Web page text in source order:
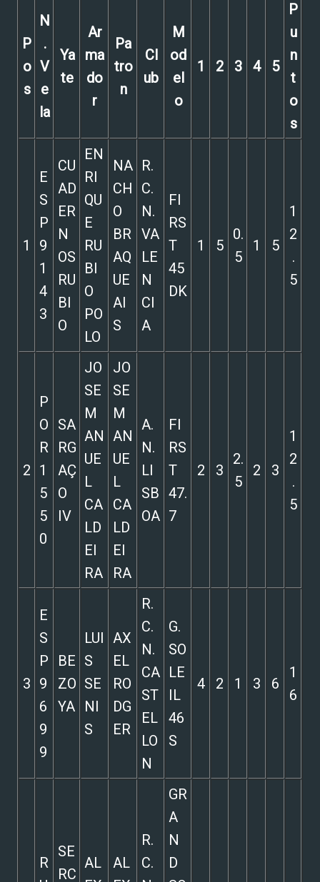
P
o
s
N
.
V
e
la
Ya
te
Ar
ma
do
r
Pa
tro
n
Cl
ub
M
od
el
o
1 2 3 4 5
P
u
n
t
o
s
1
E
S
P
9
1
4
3
CU
AD
ER
N
OS
RU
BI
O
EN
RI
QU
E
RU
BI
O
PO
LO
NA
CH
O
BR
AQ
UE
AI
S
R.
C.
N.
VA
LE
N
CI
A
FI
RS
T
45
DK
1 5
0.
5
1 5
1
2
.
5
2
P
O
R
1
5
5
0
SA
RG
AÇ
O
IV
JO
SE
M
AN
UE
L
CA
LD
EI
RA
JO
SE
M
AN
UE
L
CA
LD
EI
RA
A.
N.
LI
SB
OA
FI
RS
T
47.
7
2 3
2.
5
2 3
1
2
.
5
3
E
S
P
9
6
9
9
BE
ZO
YA
LUI
S
SE
NI
S
AX
EL
RO
DG
ER
R.
C.
N.
CA
ST
EL
LO
N
G.
SO
LE
IL
46
S
4 2 1 3 6
1
6
R
SE
RC
AL
AL
R.
C.
GR
A
N
D